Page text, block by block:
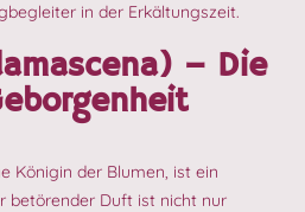
in der Erkältungszeit.
– Die
Königin der Blumen, ist ein
betörender Duft ist nicht nur